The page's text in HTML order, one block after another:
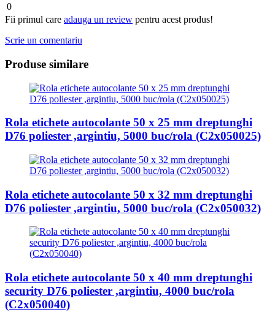
0
Fii primul care adauga un review pentru acest produs!
Scrie un comentariu
Produse similare
Rola etichete autocolante 50 x 25 mm dreptunghi
D76 poliester ,argintiu, 5000 buc/rola (C2x050025)
Rola etichete autocolante 50 x 32 mm dreptunghi
D76 poliester ,argintiu, 5000 buc/rola (C2x050032)
Rola etichete autocolante 50 x 40 mm dreptunghi
security D76 poliester ,argintiu, 4000 buc/rola
(C2x050040)